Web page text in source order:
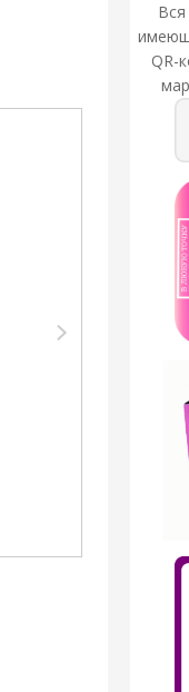
QR-
Парфюмерия
SHAIK /
Парфюмерная
Secret